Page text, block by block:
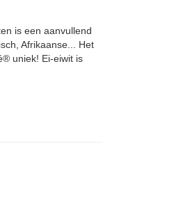
is een aanvullend
Afrikaanse... Het
uniek! Ei-eiwit is